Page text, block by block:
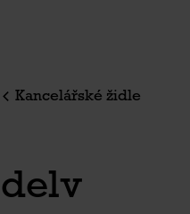
Kancelářské židle
delv